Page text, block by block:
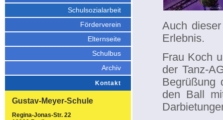
Schulsozialarbeit
Förderverein
Elternseite
Schulbus
Archiv
Kontakt
Gustav-Meyer-Schule
Regina-Jonas-Str. 22
Auch
Erlebnis.
Frau Koch
der Tanz-
Begrüßung
den Ball